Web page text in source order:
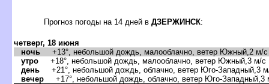
Прогноз погоды на 14 дней ДЗЕРЖИНСК:
четверг, 18 июня
ночь +13°, небольшой дождь, малооблачно, ветер Южный,2 м/с
утро +18°, небольшой дождь, малооблачно, ветер Южный,3 м/с
день +21°, небольшой дождь, облачно, ветер Юго-Западный,3
ечер +17°, небольшой дождь, облачно, ветер Юго-Западный,3